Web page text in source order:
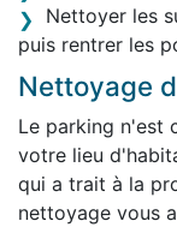
Nettoyer les
puis rentrer les
Nettoyage
Le parking n'est
votre lieu
qui a trait à la
nettoyage vous